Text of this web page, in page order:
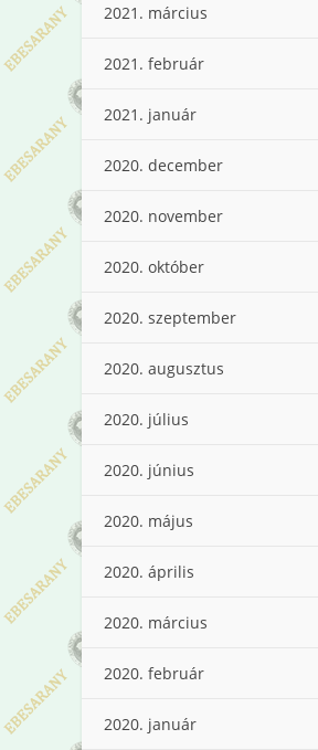
2021. március
2021. február
2021. január
2020. december
2020. november
2020. október
2020. szeptember
2020. augusztus
2020. július
2020. június
2020. május
2020. április
2020. március
2020. február
2020. január